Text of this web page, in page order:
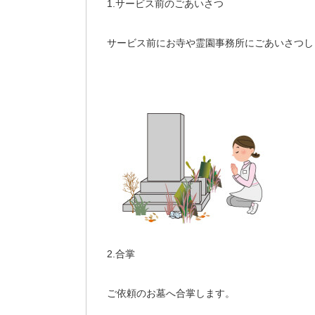
1.サービス前のごあいさつ
サービス前にお寺や霊園事務所にごあいさつ
2.合掌
ご依頼のお墓へ合掌します。